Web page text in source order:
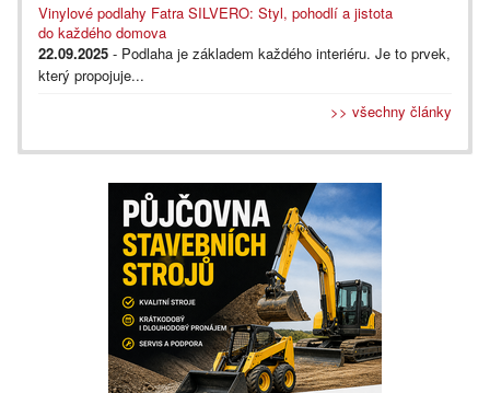
Vinylové podlahy Fatra SILVERO: Styl, pohodlí a jistota
do každého domova
22.09.2025 - Podlaha je základem každého interiéru. Je to prvek,
který propojuje...
>> všechny články